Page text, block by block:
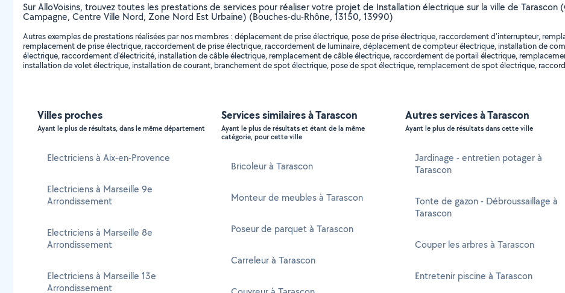
Sur AlloVoisins, trouvez toutes les prestations de services pour réaliser votre projet de Installation électrique sur la ville de
Campagne, Centre Ville Nord, Zone Nord Est Urbaine) (Bouches-du-Rhône, 13150, 13990)
Autres exemples de prestations réalisées par nos membres : déplacement de prise électrique, pose de prise électrique, raccordement d'interrupteur,
remplacement de prise électrique, raccordement de prise électrique, raccordement de luminaire, déplacement de compteur électrique, installation de
électrique, raccordement d'électricité, installation de câble électrique, remplacement de câble électrique, raccordement de portail électrique,
installation de volet électrique, installation de courant, branchement de spot électrique, pose de spot électrique, remplacement de spot électrique,
Villes proches
Ayant le plus de résultats, dans le même département
Electriciens à Aix-en-Provence
Electriciens à Marseille 9e
Arrondissement
Electriciens à Marseille 8e
Arrondissement
Electriciens à Marseille 13e
Arrondissement
Services similaires à Tarascon
Ayant le plus de résultats et étant de la même
catégorie, pour cette ville
Bricoleur à Tarascon
Monteur de meubles à Tarascon
Poseur de parquet à Tarascon
Carreleur à Tarascon
Autres services à Tarascon
Ayant le plus de résultats dans cette ville
Jardinage - entretien potager à
Tarascon
Tonte de gazon - Débroussaillage à
Tarascon
Couper les arbres à Tarascon
Entretenir piscine à Tarascon